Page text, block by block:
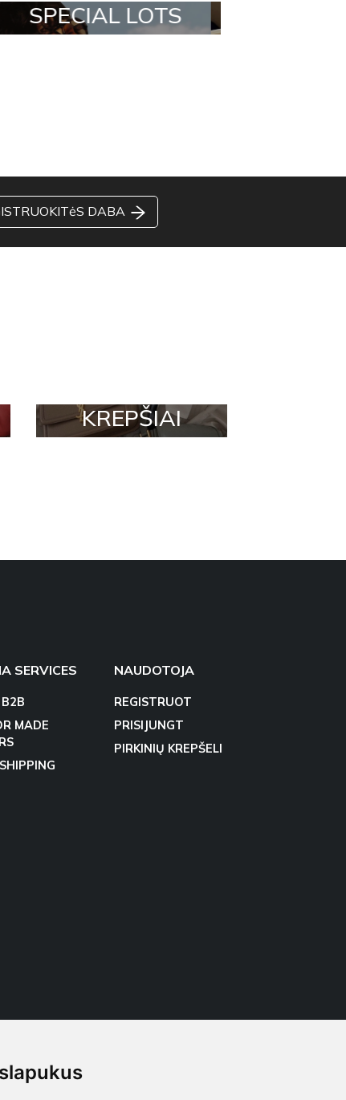
ALL IN A BOX
DABA
KREPŠIAI
SERVICES
MADE
NAUDOTOJA
REGISTRUOT
PRISIJUNGT
PIRKINIŲ KREPŠELI